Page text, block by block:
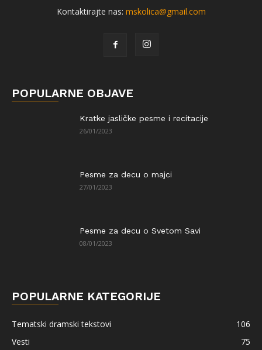
Kontaktirajte nas: mskolica@gmail.com
POPULARNE OBJAVE
Kratke jasličke pesme i recitacije
26/01/2023
Pesme za decu o majci
27/01/2023
Pesme za decu o Svetom Savi
08/01/2023
POPULARNE KATEGORIJE
Tematski dramski tekstovi
106
Vesti
75